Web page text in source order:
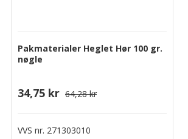
Pakmaterialer Heglet Hør 100 gr.
nøgle
34,75 kr 64,28 kr
VVS nr. 271303010